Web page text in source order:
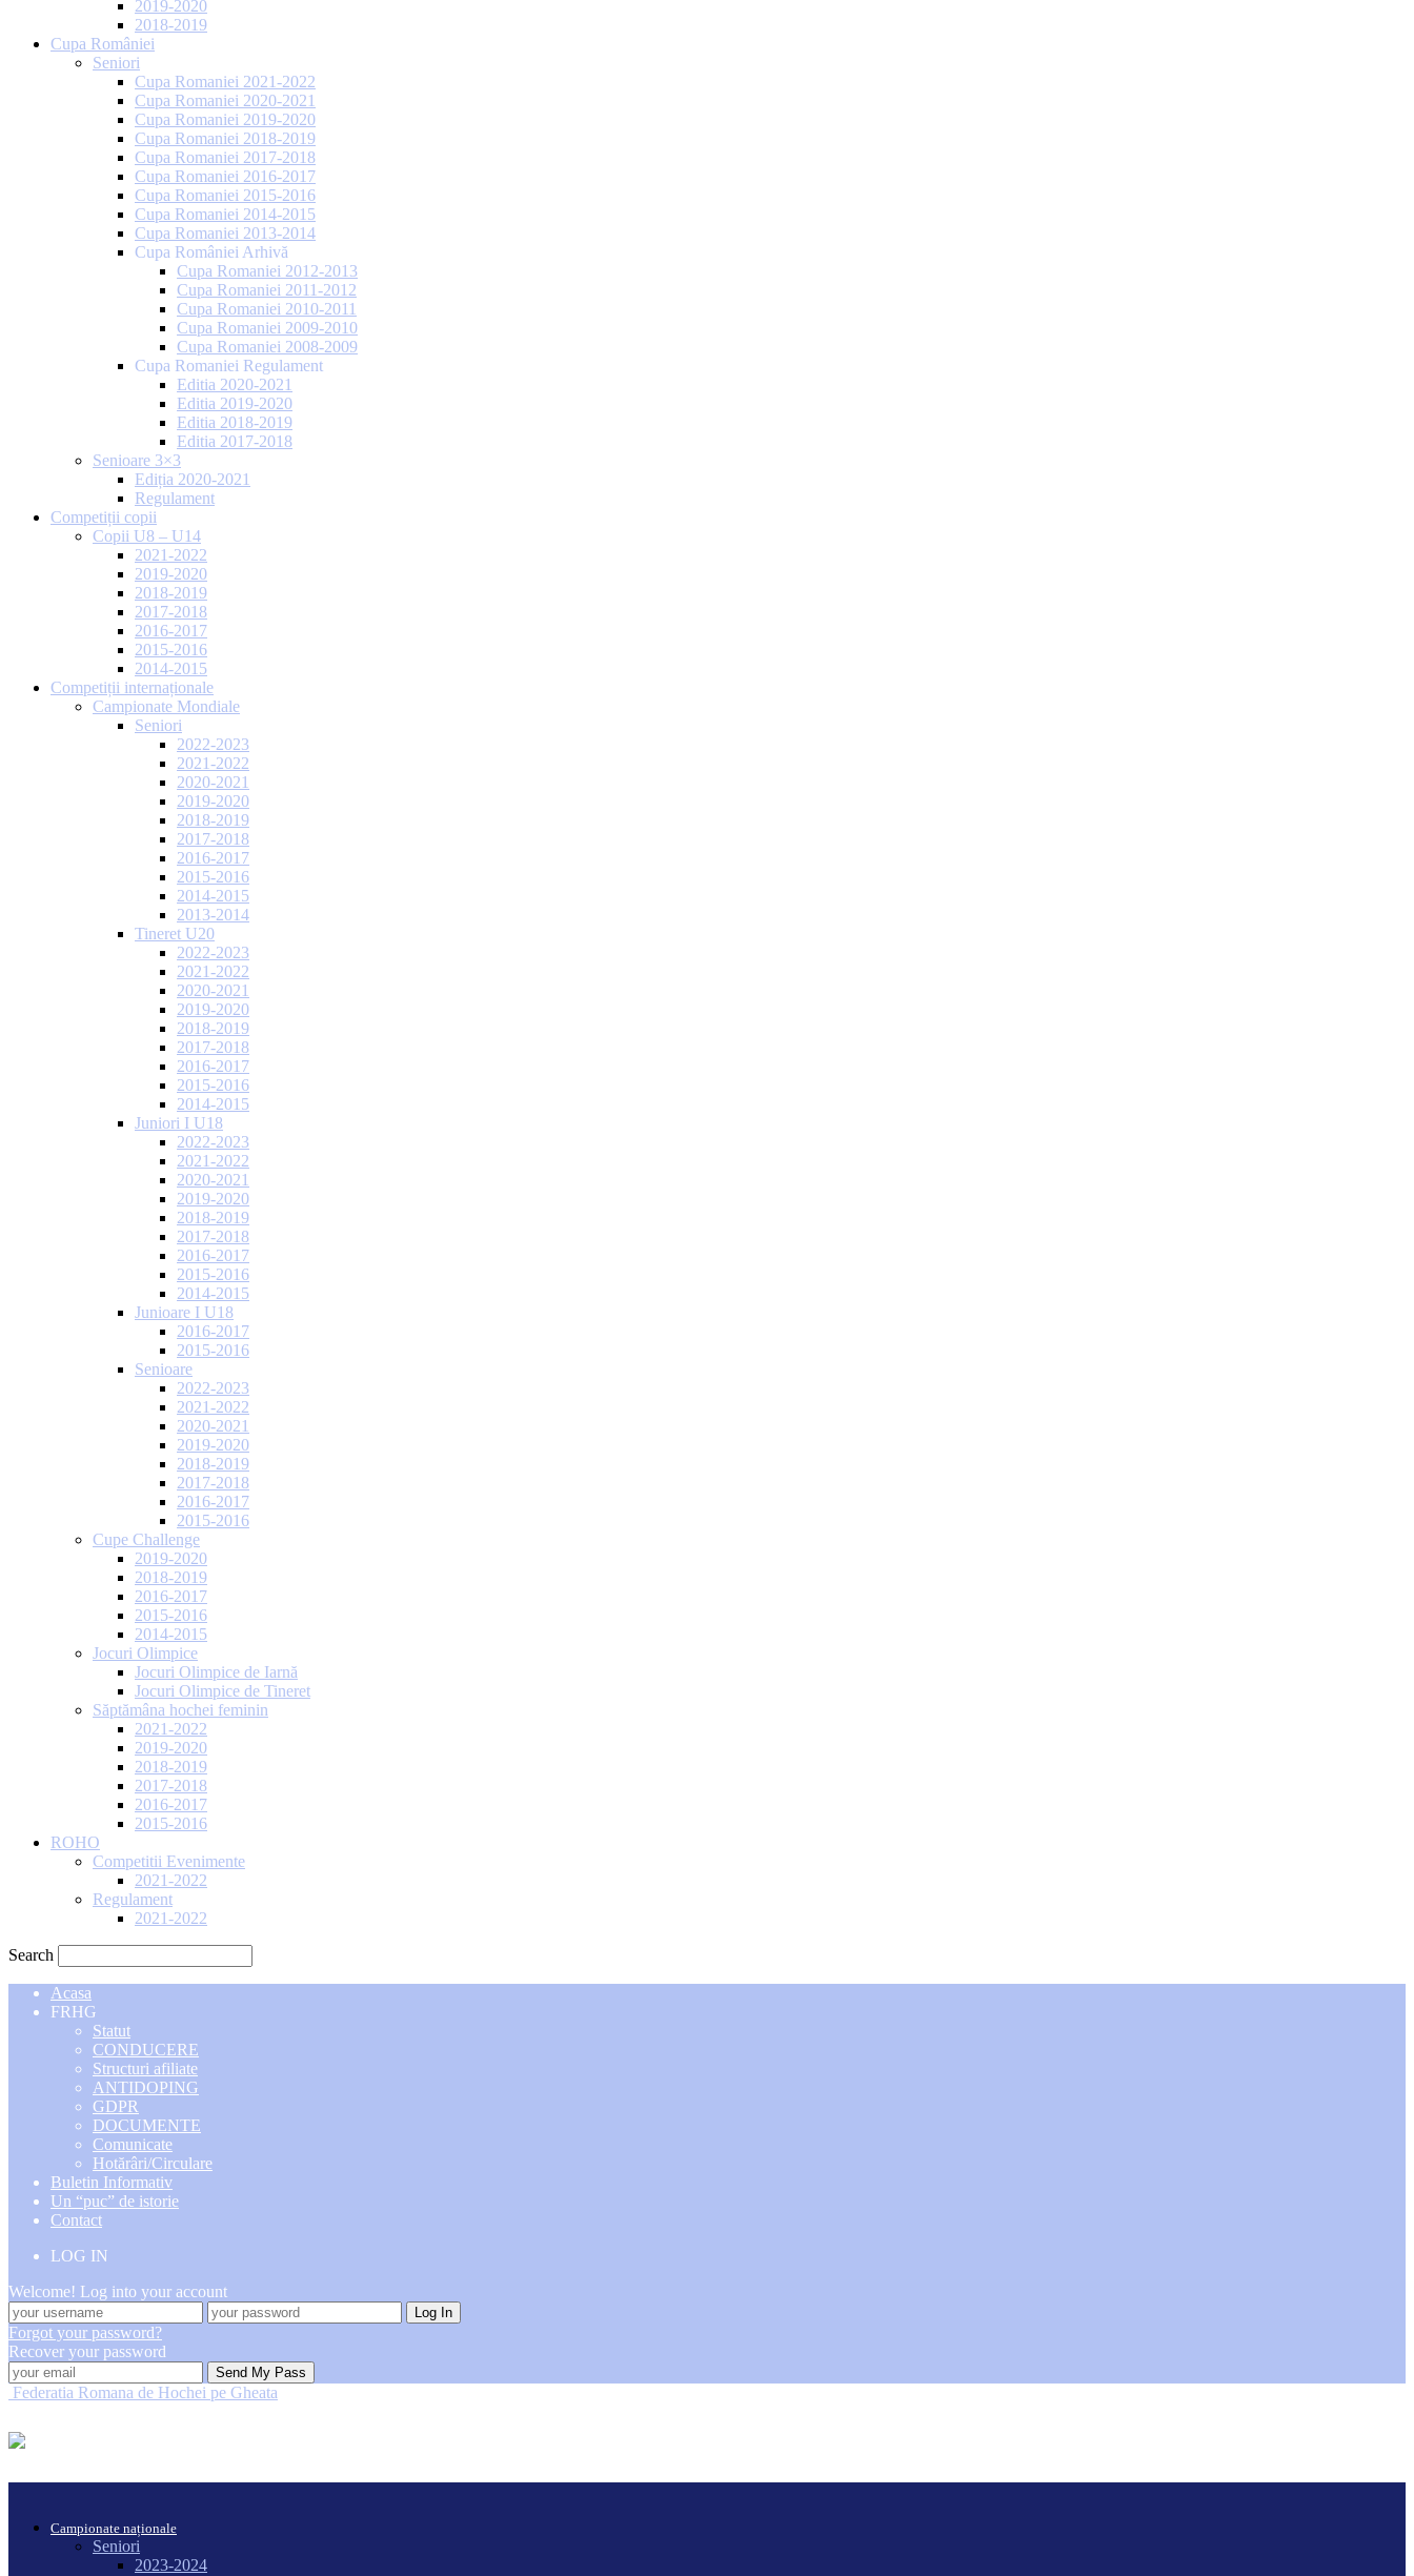
2019-2020
2018-2019
Cupa României
Seniori
Cupa Romaniei 2021-2022
Cupa Romaniei 2020-2021
Cupa Romaniei 2019-2020
Cupa Romaniei 2018-2019
Cupa Romaniei 2017-2018
Cupa Romaniei 2016-2017
Cupa Romaniei 2015-2016
Cupa Romaniei 2014-2015
Cupa Romaniei 2013-2014
Cupa României Arhivă
Cupa Romaniei 2012-2013
Cupa Romaniei 2011-2012
Cupa Romaniei 2010-2011
Cupa Romaniei 2009-2010
Cupa Romaniei 2008-2009
Cupa Romaniei Regulament
Editia 2020-2021
Editia 2019-2020
Editia 2018-2019
Editia 2017-2018
Senioare 3×3
Ediția 2020-2021
Regulament
Competiții copii
Copii U8 – U14
2021-2022
2019-2020
2018-2019
2017-2018
2016-2017
2015-2016
2014-2015
Competiții internaționale
Campionate Mondiale
Seniori
2022-2023
2021-2022
2020-2021
2019-2020
2018-2019
2017-2018
2016-2017
2015-2016
2014-2015
2013-2014
Tineret U20
2022-2023
2021-2022
2020-2021
2019-2020
2018-2019
2017-2018
2016-2017
2015-2016
2014-2015
Juniori I U18
2022-2023
2021-2022
2020-2021
2019-2020
2018-2019
2017-2018
2016-2017
2015-2016
2014-2015
Junioare I U18
2016-2017
2015-2016
Senioare
2022-2023
2021-2022
2020-2021
2019-2020
2018-2019
2017-2018
2016-2017
2015-2016
Cupe Challenge
2019-2020
2018-2019
2016-2017
2015-2016
2014-2015
Jocuri Olimpice
Jocuri Olimpice de Iarnă
Jocuri Olimpice de Tineret
Săptămâna hochei feminin
2021-2022
2019-2020
2018-2019
2017-2018
2016-2017
2015-2016
ROHO
Competitii Evenimente
2021-2022
Regulament
2021-2022
Search
Acasa
FRHG
Statut
CONDUCERE
Structuri afiliate
ANTIDOPING
GDPR
DOCUMENTE
Comunicate
Hotărâri/Circulare
Buletin Informativ
Un “puc” de istorie
Contact
LOG IN
Welcome! Log into your account
Forgot your password?
Recover your password
Federatia Romana de Hochei pe Gheata
Campionate naționale
Seniori
2023-2024